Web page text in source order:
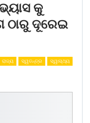
କୁ
ଠାରୁ ଦୂରେଇ
ରାଜ୍ୟ ସ୍ୱତନ୍ତ୍ର ସ୍ୱାସ୍ଥ୍ୟ